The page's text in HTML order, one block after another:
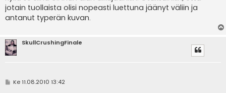
jotain tuollaista olisi nopeasti luettuna jäänyt väliin ja
antanut typerän kuvan.
SkullCrushingFinale
VKe 11.08.2010 13:42